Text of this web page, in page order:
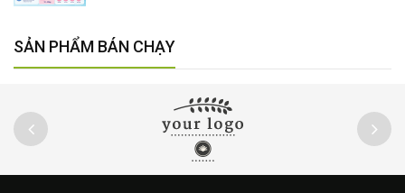
SẢN PHẨM BÁN CHẠY